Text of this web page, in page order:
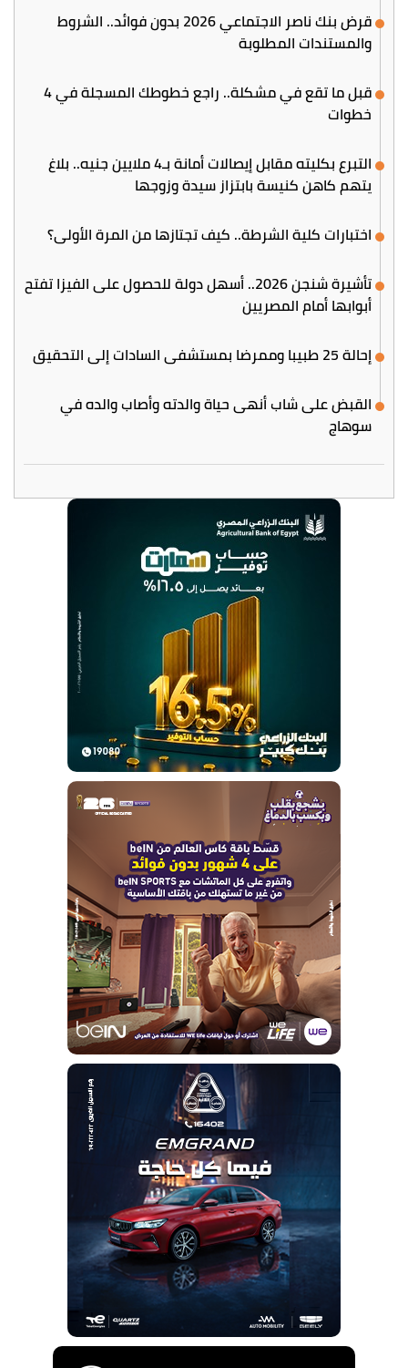
قرض بنك ناصر الاجتماعي 2026 بدون فوائد.. الشروط
والمستندات المطلوبة
قبل ما تقع في مشكلة.. راجع خطوطك المسجلة في 4
خطوات
التبرع بكليته مقابل إيصالات أمانة بـ4 ملايين جنيه.. بلاغ
يتهم كاهن كنيسة بابتزاز سيدة وزوجها
اختبارات كلية الشرطة.. كيف تجتازها من المرة الأولى؟
تأشيرة شنجن 2026.. أسهل دولة للحصول على الفيزا تفتح
أبوابها أمام المصريين
إحالة 25 طبيبا وممرضا بمستشفى السادات إلى التحقيق
القبض على شاب أنهى حياة والدته وأصاب والده في
سوهاج